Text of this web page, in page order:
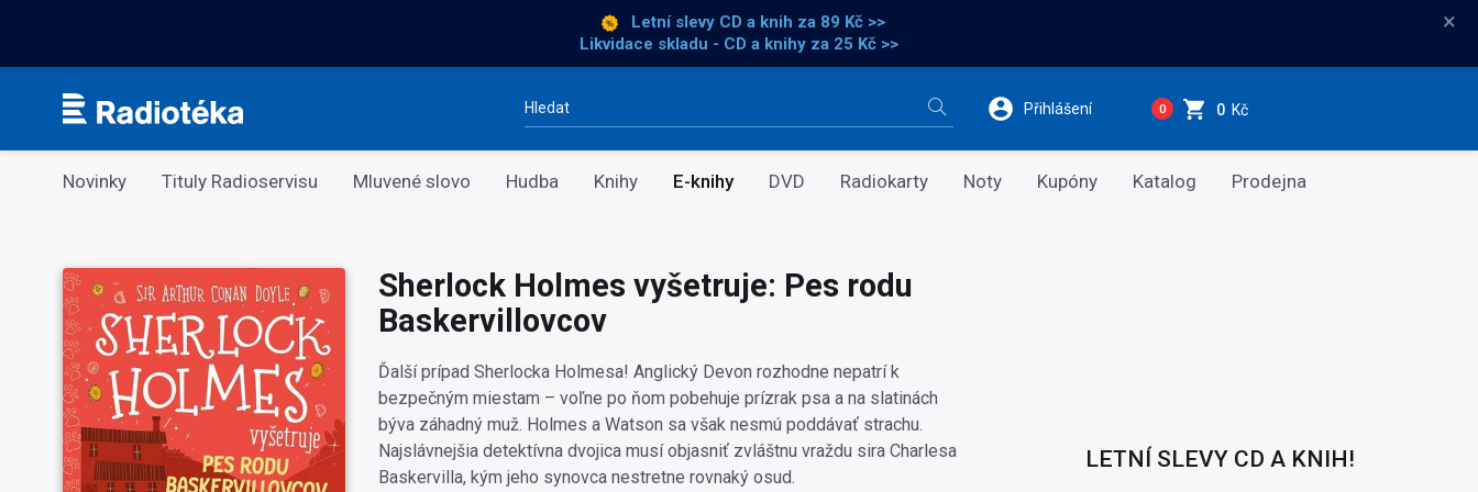
Letní slevy CD a knih za 89 Kč >>
Likvidace skladu - CD a knihy za 25 Kč >>
×
Vyhledávání Přihlášení 0 0 Kč
Kategorie
Novinky Tituly Radioservisu Mluvené slovo Hudba Knihy E-knihy DVD Radiokarty Noty Kupóny Katalog Prodejna
Sherlock Holmes vyšetruje: Pes rodu
Baskervillovcov
Ďalší prípad Sherlocka Holmesa! Anglický Devon rozhodne nepatrí k
bezpečným miestam – voľne po ňom pobehuje prízrak psa a na slatinách
býva záhadný muž. Holmes a Watson sa však nesmú poddávať strachu.
Najslávnejšia detektívna dvojica musí objasniť zvláštnu vraždu sira Charlesa
Baskervilla, kým jeho synovca nestretne rovnaký osud.
LETNÍ SLEVY CD A KNIH!